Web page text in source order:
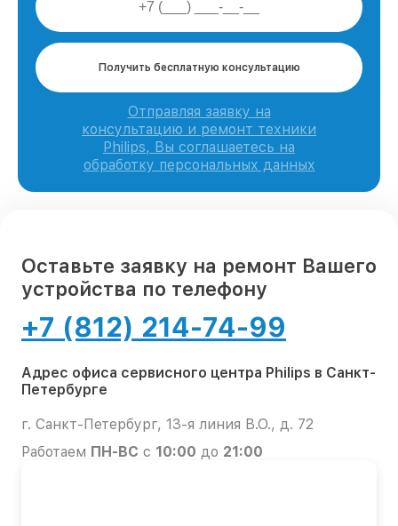
Получить бесплатную консультацию
Отправляя заявку на
консультацию и ремонт техники
Philips, Вы соглашаетесь на
обработку персональных данных
Оставьте заявку на ремонт Вашего
устройства по телефону
+7 (812) 214-74-99
Адрес офиса сервисного центра Philips в Санкт-
Петербурге
г. Санкт-Петербург, 13-я линия В.О., д. 72
Работаем ПН-ВС с 10:00 до 21:00